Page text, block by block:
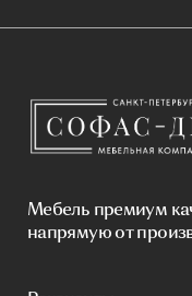
Стеновые панели
Кресла
Покупателям
Мебель в наличии